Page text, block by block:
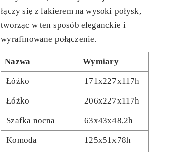
łączy się z lakierem na wysoki połysk,
tworząc w ten sposób eleganckie i
wyrafinowane połączenie.
Nazwa Wymiary
Łóżko 171x227x117h
Łóżko 206x227x117h
Szafka nocna 63x43x48,2h
Komoda 125x51x78h